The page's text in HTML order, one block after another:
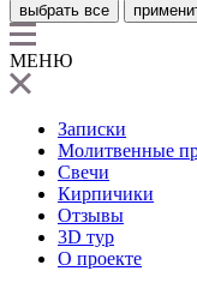
выбрать все
МЕНЮ
Записки
Молитвенные
Свечи
Кирпичики
Отзывы
3D тур
О проекте